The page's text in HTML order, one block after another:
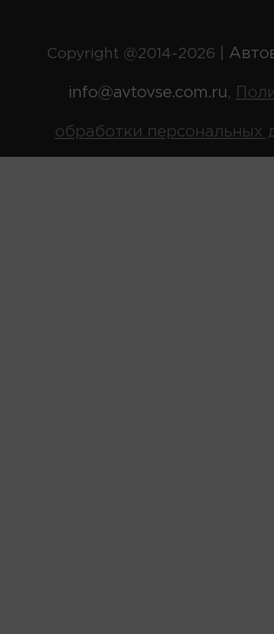
Copyright @2014-2026 |
info@avtovse.com.ru,
обработки персональных